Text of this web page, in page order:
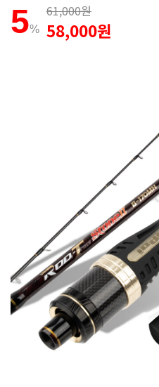
5%
61,000원
58,000원